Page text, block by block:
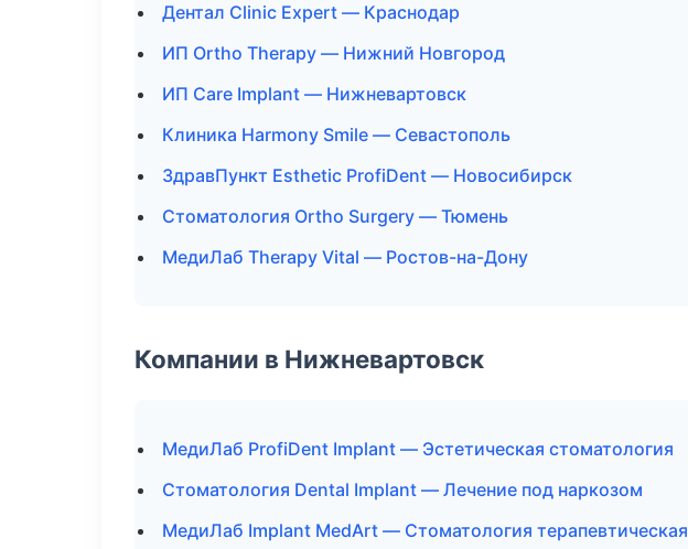
Дентал Clinic Expert — Краснодар
ИП Ortho Therapy — Нижний Новгород
ИП Care Implant — Нижневартовск
Клиника Harmony Smile — Севастополь
ЗдравПункт Esthetic ProfiDent — Новосибирск
Стоматология Ortho Surgery — Тюмень
МедиЛаб Therapy Vital — Ростов-на-Дону
Компании в Нижневартовск
МедиЛаб ProfiDent Implant — Эстетическая стоматология
Стоматология Dental Implant — Лечение под наркозом
МедиЛаб Implant MedArt — Стоматология терапевтическая